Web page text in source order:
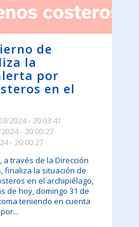
de
la
por
en el
2024 - 20:03:41
- 20:00:27
- 20:00:27
a través de la Dirección
finaliza la situación de
en el archipiélago,
de hoy, domingo 31 de
teniendo en cuenta